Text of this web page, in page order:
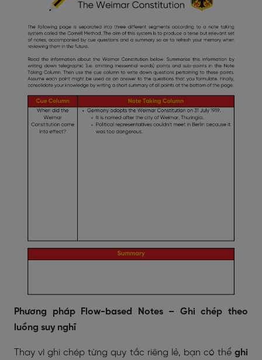
Phương pháp Flow-based Notes – Ghi chép theo
luồng suy nghĩ
Thay vì ghi chép từng quy tắc riêng lẻ, bạn có thể ghi